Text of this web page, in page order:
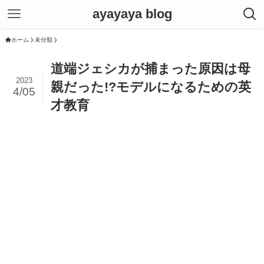
ayayaya blog
ホーム 未分類
道端ジェシカが捕まった原因は母
親だった!?モデルになるための英
才教育
2023
4/05